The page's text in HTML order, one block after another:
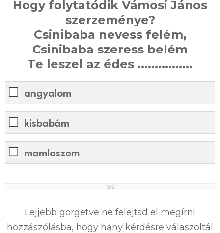
Hogy folytatódik Vámosi János
szerzeménye?
Csinibaba nevess felém,
Csinibaba szeress belém
Te leszel az édes ................
angyalom
kisbabám
mamlaszom
0%
Lejjebb görgetve ne felejtsd el megírni
hozzászólásba, hogy hány kérdésre válaszoltál